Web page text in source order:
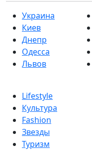
Украина
Киев
Днепр
Одесса
Львов
Lifestyle
Культура
Fashion
Звезды
Туризм